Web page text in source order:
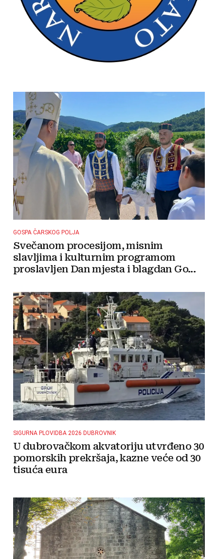
GOSPA ČARSKOG POLJA
Svečanom procesijom, misnim
slavljima i kulturnim programom
proslavljen Dan mjesta i blagdan Go...
SIGURNA PLOVIDBA 2026 DUBROVNIK
U dubrovačkom akvatoriju utvrđeno 30
pomorskih prekršaja, kazne veće od 30
tisuća eura